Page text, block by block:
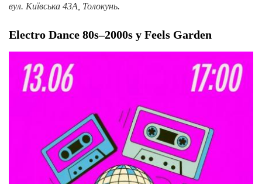
вул. Київська 43А, Толокунь.
Electro Dance 80s–2000s у Feels Garden